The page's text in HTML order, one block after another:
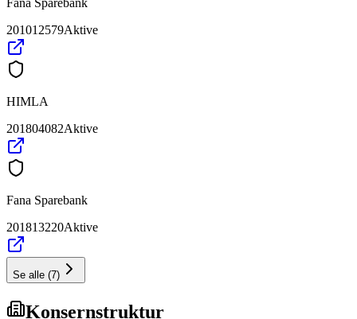
201012579Aktive
HIMLA
201804082Aktive
Fana Sparebank
201813220Aktive
Se alle (7)
Konsernstruktur